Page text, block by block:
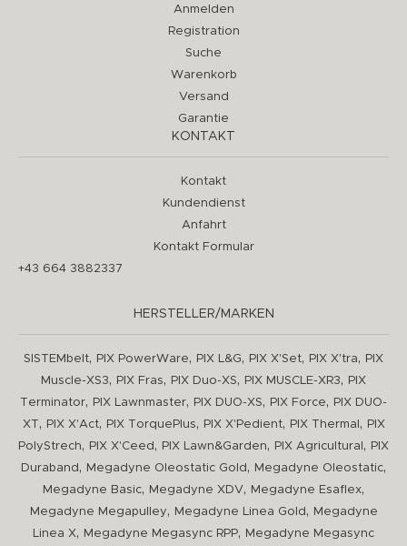
Anmelden
Registration
Suche
Warenkorb
Versand
Garantie
KONTAKT
Kontakt
Kundendienst
Anfahrt
Kontakt Formular
+43 664 3882337
HERSTELLER/MARKEN
SISTEMbelt, PIX PowerWare, PIX L&G, PIX X'Set, PIX X'tra,
PIX
Muscle-XS3, PIX Fras, PIX Duo-XS, PIX MUSCLE-XR3,
PIX
Terminator, PIX Lawnmaster, PIX DUO-XS, PIX Force,
PIX DUO-
XT
, PIX X'Act, PIX TorquePlus, PIX X'Pedient, PIX Thermal ,
PIX
PolyStrech, PIX X'Ceed , PIX Lawn&Garden, PIX Agricultural ,
PIX
Duraband , Megadyne Oleostatic Gold , Megadyne Oleostatic,
Megadyne Basic, Megadyne XDV, Megadyne Esaflex,
Megadyne Megapulley, Megadyne Linea Gold ,
Megadyne
Linea X, Megadyne Megasync RPP,
Megadyne Megasync